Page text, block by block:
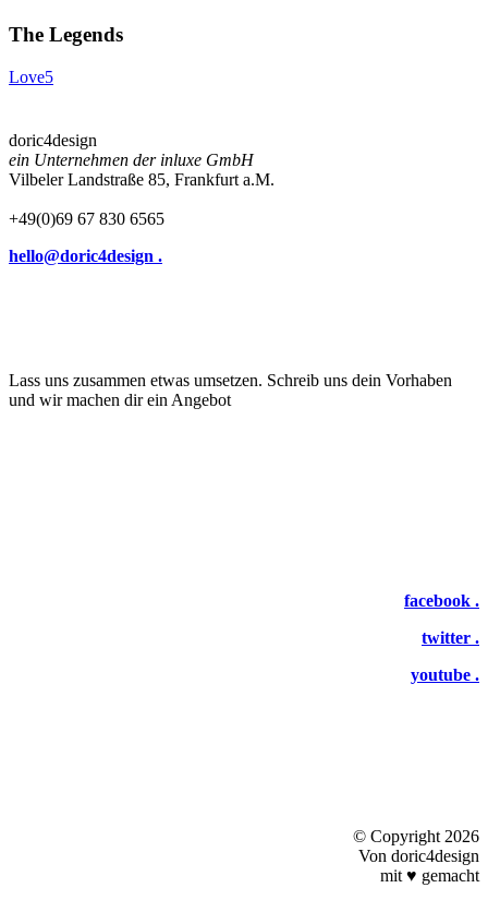
The Legends
Love5
doric4design
ein Unternehmen der inluxe GmbH
Vilbeler Landstraße 85, Frankfurt a.M.
+49(0)69 67 830 6565
hello@doric4design .
Lass uns zusammen etwas umsetzen. Schreib uns dein Vorhaben
und wir machen dir ein Angebot
facebook .
twitter .
youtube .
© Copyright 2026
Von doric4design
mit ♥ gemacht